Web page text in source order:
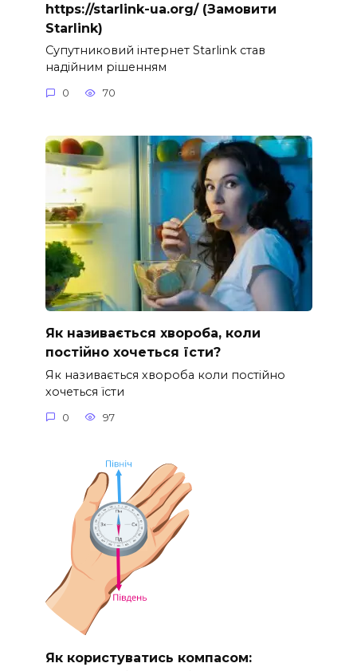
https://starlink-ua.org/ (Замовити
Starlink)
Супутниковий інтернет Starlink став
надійним рішенням
0 70
Як називається хвороба, коли
постійно хочеться їсти?
Як називається хвороба коли постійно
хочеться їсти
0 97
Як користуватись компасом: